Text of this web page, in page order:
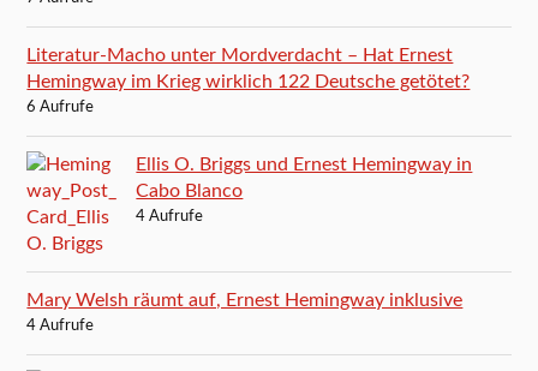
Literatur-Macho unter Mordverdacht – Hat Ernest
Hemingway im Krieg wirklich 122 Deutsche getötet?
6 Aufrufe
Ellis O. Briggs und Ernest Hemingway in
Cabo Blanco
4 Aufrufe
Mary Welsh räumt auf, Ernest Hemingway inklusive
4 Aufrufe